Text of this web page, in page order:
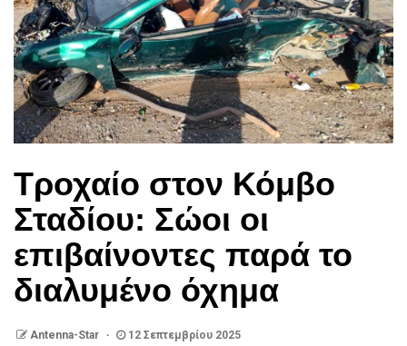
Τροχαίο στον Κόμβο
Σταδίου: Σώοι οι
επιβαίνοντες παρά το
διαλυμένο όχημα
Antenna-Star 12 Σεπτεμβρίου 2025